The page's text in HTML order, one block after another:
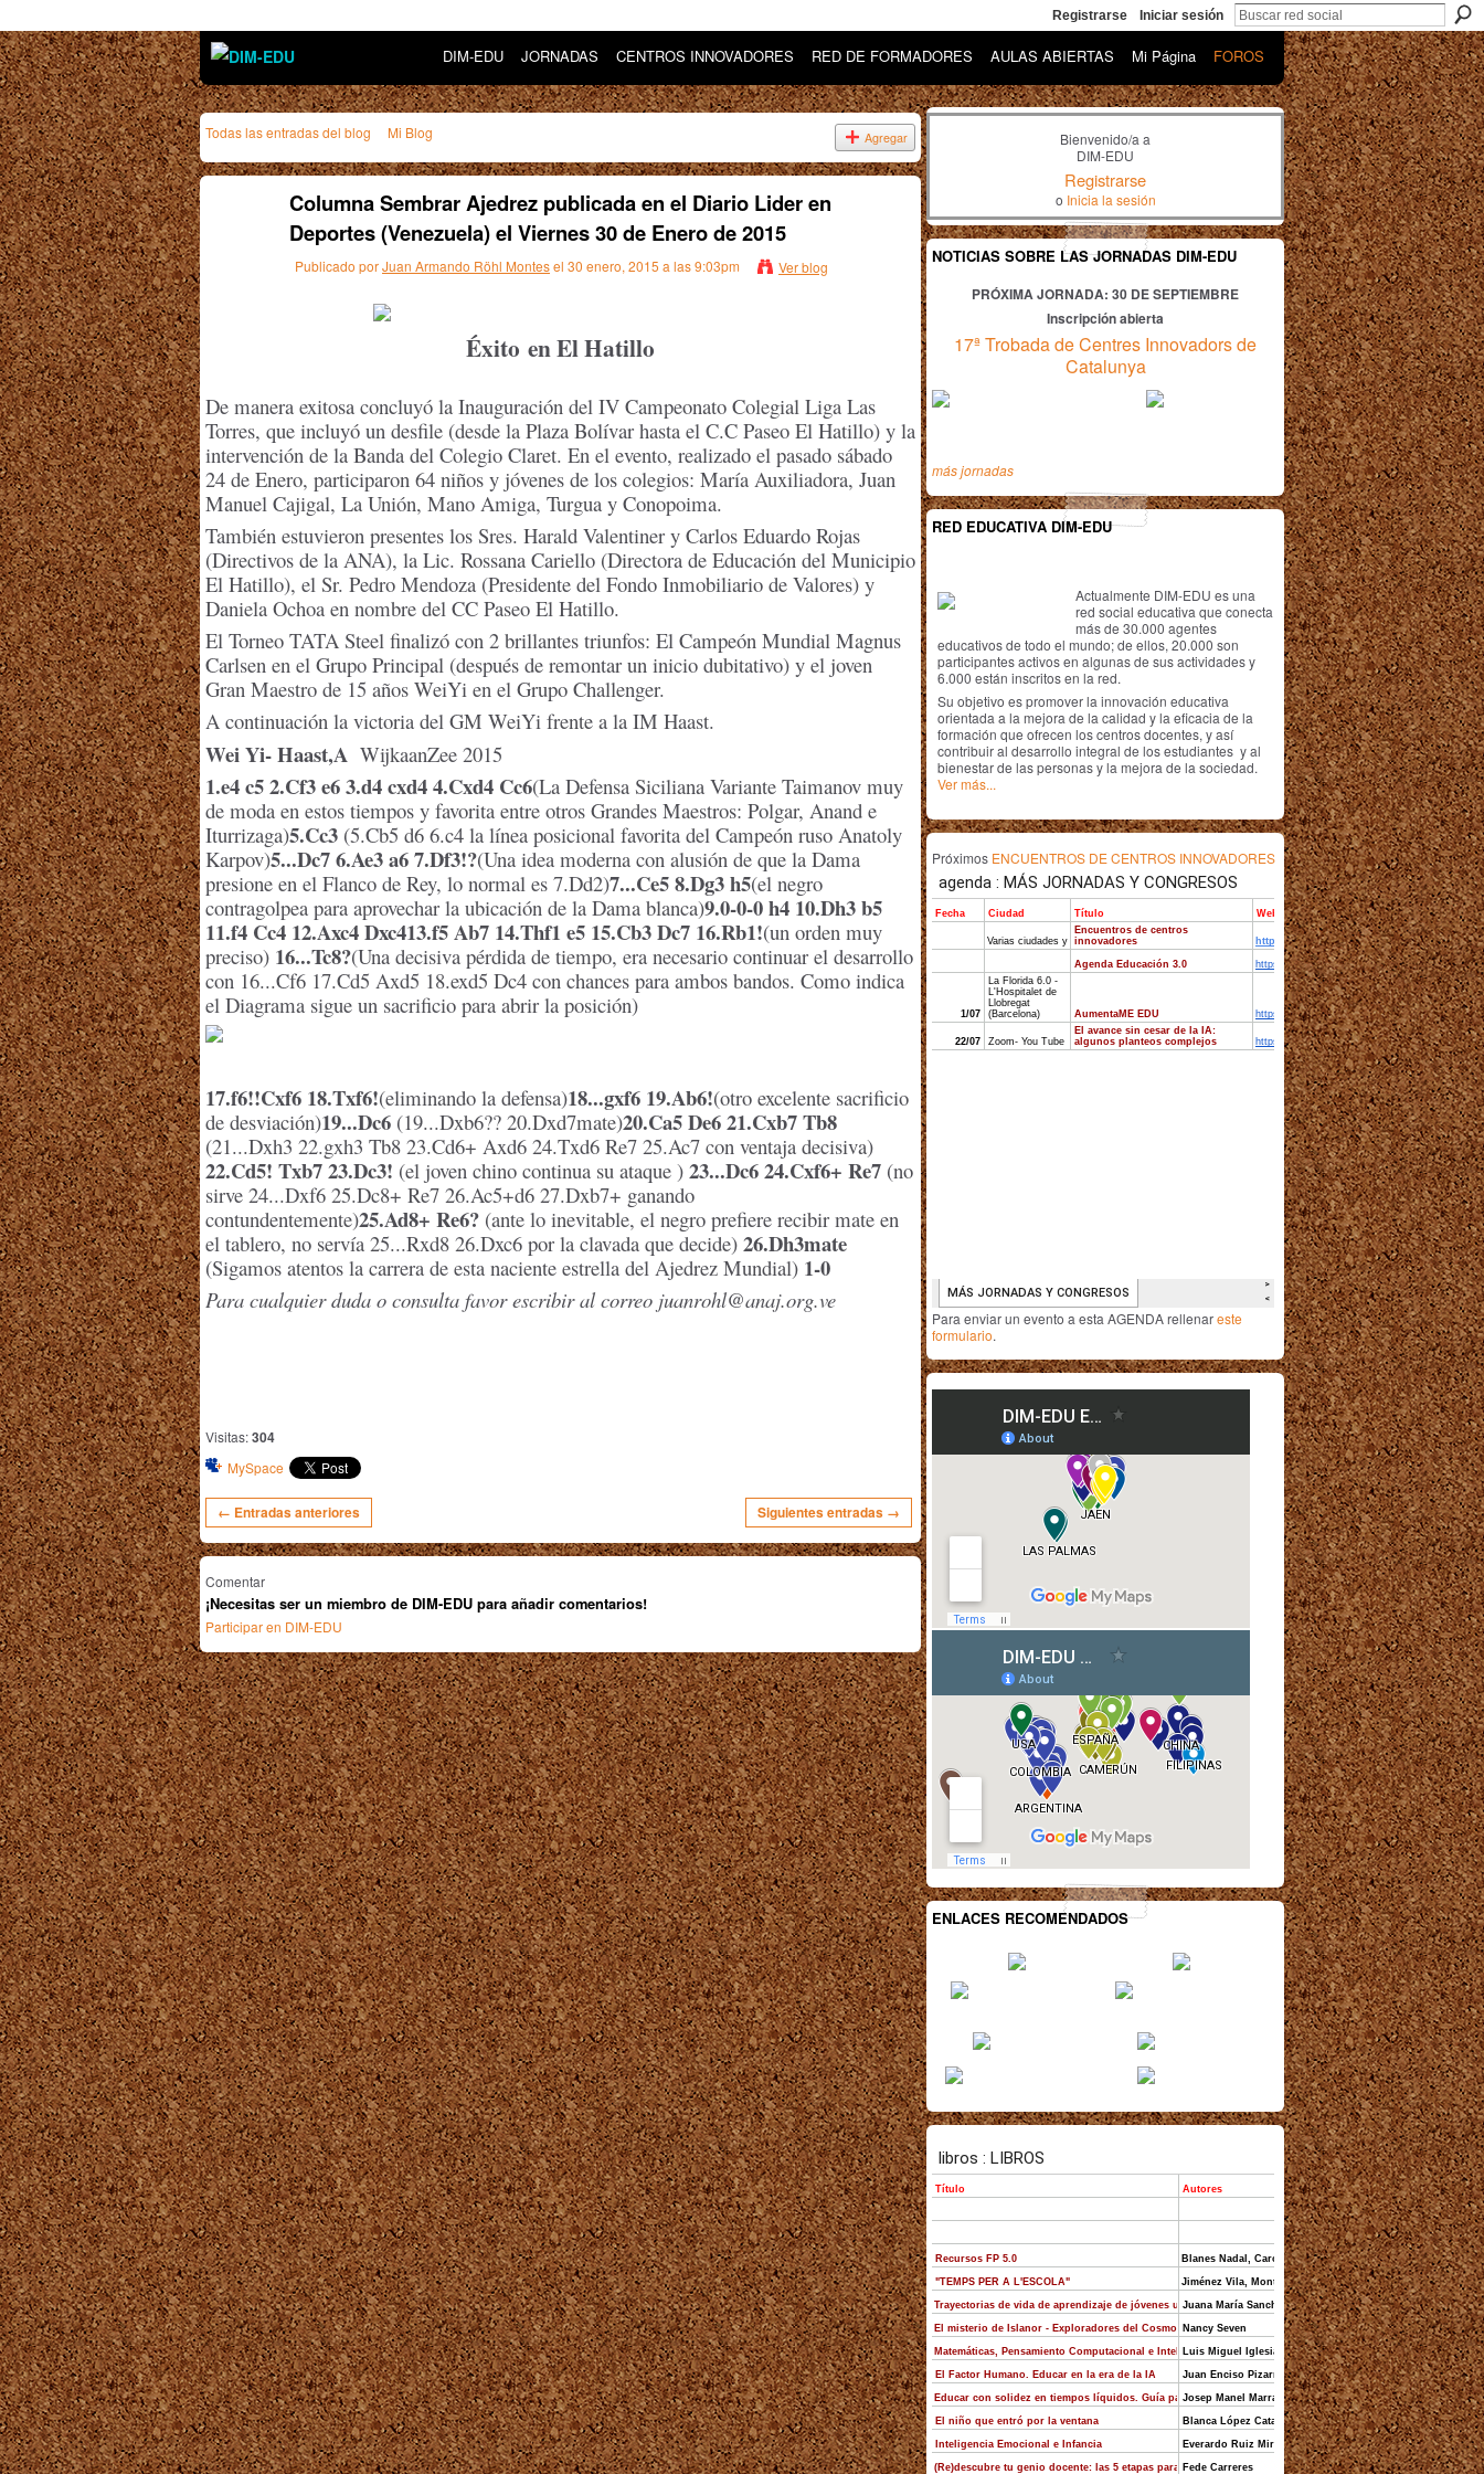
Registrarse Iniciar sesión
DIM-EDU JORNADAS CENTROS INNOVADORES RED DE FORMADORES AULAS ABIERTAS Mi Página FOROS
Todas las entradas del blog Mi Blog Agregar
Columna Sembrar Ajedrez publicada en el Diario Lider en
Deportes (Venezuela) el Viernes 30 de Enero de 2015
Publicado porJuan Armando Röhl Montesel 30 enero, 2015 a las 9:03pm Ver blog
Éxito en El Hatillo
De manera exitosa concluyó la Inauguración del IV Campeonato Colegial Liga Las
Torres, que incluyó un desfile (desde la Plaza Bolívar hasta el C.C Paseo El Hatillo) y la
intervención de la Banda del Colegio Claret. En el evento, realizado el pasado sábado
24 de Enero, participaron 64 niños y jóvenes de los colegios: María Auxiliadora, Juan
Manuel Cajigal, La Unión, Mano Amiga, Turgua y Conopoima.
También estuvieron presentes los Sres. Harald Valentiner y Carlos Eduardo Rojas
(Directivos de la ANA), la Lic. Rossana Cariello (Directora de Educación del Municipio
El Hatillo), el Sr. Pedro Mendoza (Presidente del Fondo Inmobiliario de Valores) y
Daniela Ochoa en nombre del CC Paseo El Hatillo.
El Torneo TATA Steel finalizó con 2 brillantes triunfos: El Campeón Mundial Magnus
Carlsen en el Grupo Principal (después de remontar un inicio dubitativo) y el joven
Gran Maestro de 15 años WeiYi en el Grupo Challenger.
A continuación la victoria del GM WeiYi frente a la IM Haast.
Wei Yi- Haast,A WijkaanZee 2015
1.e4 c5 2.Cf3 e6 3.d4 cxd4 4.Cxd4 Cc6(La Defensa Siciliana Variante Taimanov muy
de moda en estos tiempos y favorita entre otros Grandes Maestros: Polgar, Anand e
Iturrizaga)5.Cc3 (5.Cb5 d6 6.c4 la línea posicional favorita del Campeón ruso Anatoly
Karpov)5...Dc7 6.Ae3 a6 7.Df3!?(Una idea moderna con alusión de que la Dama
presione en el Flanco de Rey, lo normal es 7.Dd2)7...Ce5 8.Dg3 h5(el negro
contragolpea para aprovechar la ubicación de la Dama blanca)9.0-0-0 h4 10.Dh3 b5
11.f4 Cc4 12.Axc4 Dxc413.f5 Ab7 14.Thf1 e5 15.Cb3 Dc7 16.Rb1!(un orden muy
preciso) 16...Tc8?(Una decisiva pérdida de tiempo, era necesario continuar el desarrollo
con 16...Cf6 17.Cd5 Axd5 18.exd5 Dc4 con chances para ambos bandos. Como indica
el Diagrama sigue un sacrificio para abrir la posición)
17.f6!!Cxf6 18.Txf6!(eliminando la defensa)18...gxf6 19.Ab6!(otro excelente sacrificio
de desviación)19...Dc6 (19...Dxb6?? 20.Dxd7mate)20.Ca5 De6 21.Cxb7 Tb8
(21...Dxh3 22.gxh3 Tb8 23.Cd6+ Axd6 24.Txd6 Re7 25.Ac7 con ventaja decisiva)
22.Cd5! Txb7 23.Dc3! (el joven chino continua su ataque ) 23...Dc6 24.Cxf6+ Re7 (no
sirve 24...Dxf6 25.Dc8+ Re7 26.Ac5+d6 27.Dxb7+ ganando
contundentemente)25.Ad8+ Re6? (ante lo inevitable, el negro prefiere recibir mate en
el tablero, no servía 25...Rxd8 26.Dxc6 por la clavada que decide) 26.Dh3mate
(Sigamos atentos la carrera de esta naciente estrella del Ajedrez Mundial) 1-0
Para cualquier duda o consulta favor escribir al correo juanrohl@anaj.org.ve
Visitas:304
MySpace
← Entradas anteriores Siguientes entradas →
Comentar
¡Necesitas ser un miembro de DIM-EDU para añadir comentarios!
Participar en DIM-EDU
Bienvenido/a a
DIM-EDU
Registrarse
o Inicia la sesión
NOTICIAS SOBRE LAS JORNADAS DIM-EDU
PRÓXIMA JORNADA: 30 DE SEPTIEMBRE
Inscripción abierta
17ª Trobada de Centres Innovadors de
Catalunya
más jornadas
RED EDUCATIVA DIM-EDU
Actualmente DIM-EDU es una
red social educativa que conecta
más de 30.000 agentes
educativos de todo el mundo; de ellos, 20.000 son
participantes activos en algunas de sus actividades y
6.000 están inscritos en la red.
Su objetivo es promover la innovación educativa
orientada a la mejora de la calidad y la eficacia de la
formación que ofrecen los centros docentes, y así
contribuir al desarrollo integral de los estudiantes y al
bienestar de las personas y la mejora de la sociedad.
Ver más...
Próximos ENCUENTROS DE CENTROS INNOVADORES
Para enviar un evento a esta AGENDA rellenareste
formulario.
ENLACES RECOMENDADOS